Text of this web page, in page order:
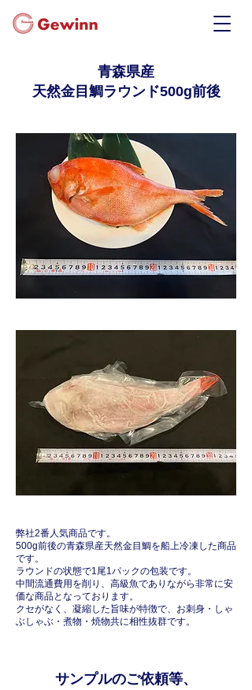
青森県産
天然金目鯛ラウンド500g前後
弊社2番人気商品です。
500g前後の青森県産天然金目鯛を船上冷凍した商品
です。
ラウンドの状態で1尾1パックの包装です。
中間流通費用を削り、高級魚でありながら非常に安
価な商品となっております。
クセがなく、凝縮した旨味が特徴で、お刺身・しゃ
ぶしゃぶ・煮物・焼物共に相性抜群です。
サンプルのご依頼等、